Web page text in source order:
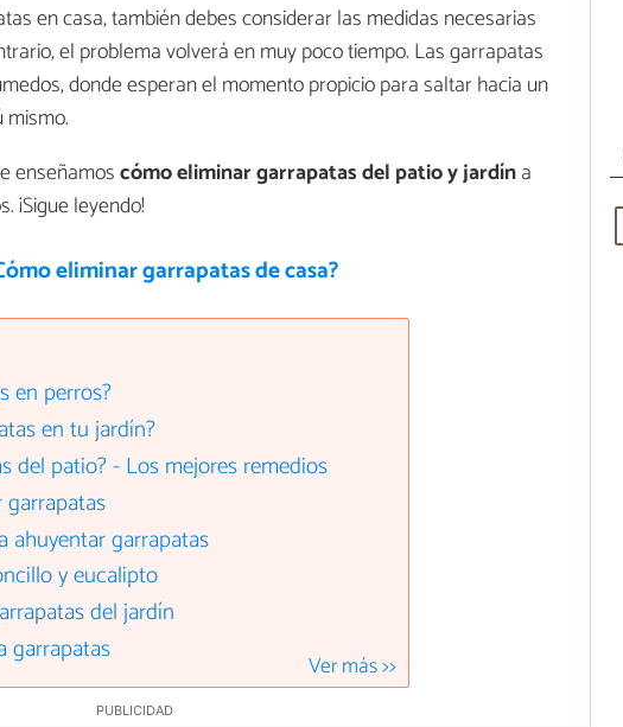
en casa, también debes considerar las medidas necesarias
el problema volverá en muy poco tiempo. Las garrapatas
donde esperan el momento propicio para saltar hacia un
enseñamoscómo eliminar garrapatas del patio y jardína
¡Sigue leyendo!
eliminar garrapatas de casa?
en perros?
en tu jardín?
del patio? - Los mejores remedios
ahuyentar garrapatas
y eucalipto
del jardín
garrapatas
Ver más >>